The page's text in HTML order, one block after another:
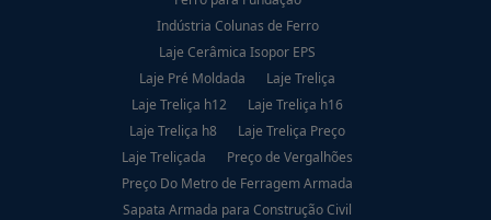
Indústria Colunas de Ferro
Laje Cerâmica Isopor EPS
Laje Pré Moldada
Laje Treliça
Laje Treliça h12
Laje Treliça h16
Laje Treliça h8
Laje Treliça Preço
Laje Treliçada
Preço de Vergalhões
Preço Do Metro de Ferragem Armada
Sapata Armada para Construção Civil